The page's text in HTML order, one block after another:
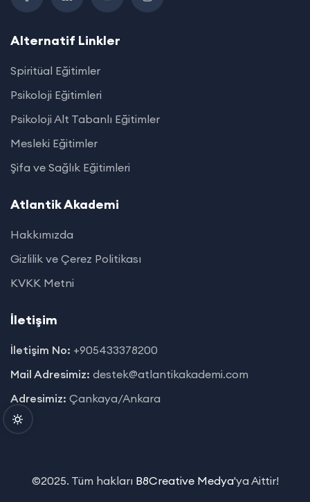
Alternatif Linkler
Spiritüal Eğitimler
Psikoloji Eğitimleri
Psikoloji Alt Tabanlı Eğitimler
Mesleki Eğitimler
Şifa ve Sağlık Eğitimleri
Atlantik Akademi
Hakkımızda
Gizlilik ve Çerez Politikası
KVKK Metni
İletişim
İletişim No: +905433378200
Mail Adresimiz: destek@atlantikakademi.com
Adresimiz: Çankaya/Ankara
©2025. Tüm hakları B8Creative Medya'ya Aittir!